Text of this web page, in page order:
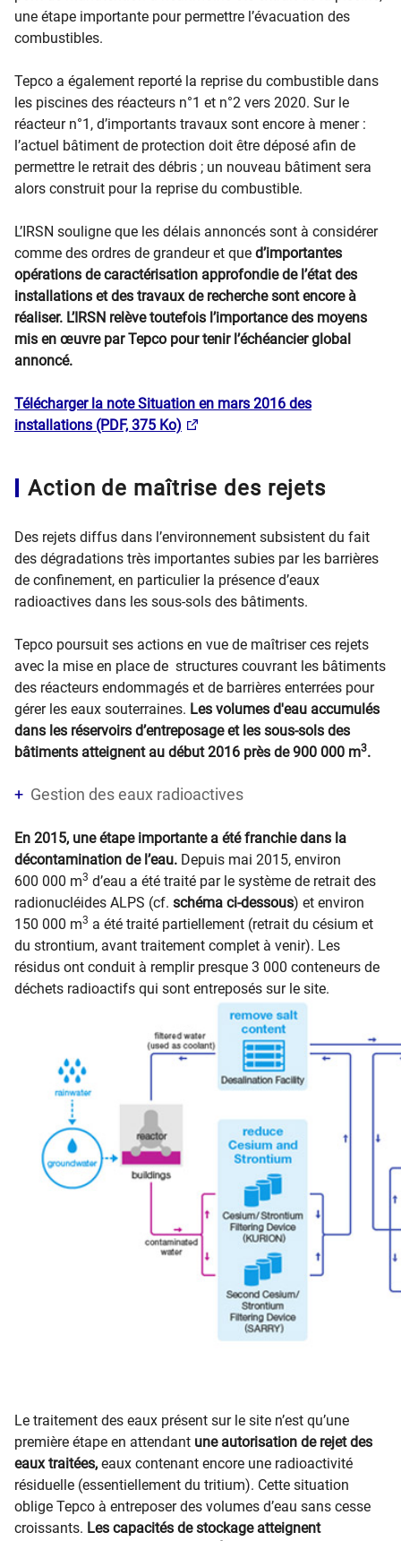
une étape importante pour permettre l’évacuation des
combustibles.
Tepco a également reporté la reprise du combustible dans
les piscines des réacteurs n°1 et n°2 vers 2020. Sur le
réacteur n°1, d’importants travaux sont encore à mener :
l’actuel bâtiment de protection doit être déposé afin de
permettre le retrait des débris ; un nouveau bâtiment sera
alors construit pour la reprise du combustible.
L’IRSN souligne que les délais annoncés sont à considérer
comme des ordres de grandeur et que d’importantes
opérations de caractérisation approfondie de l’état des
installations et des travaux de recherche sont encore à
réaliser. L’IRSN relève toutefois l’importance des moyens
mis en œuvre par Tepco pour tenir l’échéancier global
annoncé.
Télécharger la note Situation en mars 2016 des
installations (PDF, 375 Ko)
Action de maîtrise des rejets
Des rejets diffus dans l’environnement subsistent du fait
des dégradations très importantes subies par les barrières
de confinement, en particulier la présence d’eaux
radioactives dans les sous-sols des bâtiments.
Tepco poursuit ses actions en vue de maîtriser ces rejets
avec la mise en place de structures couvrant les bâtiments
des réacteurs endommagés et de barrières enterrées pour
gérer les eaux souterraines. Les volumes d'eau accumulés
dans les réservoirs d’entreposage et les sous-sols des
bâtiments atteignent au début 2016 près de 900 000 m3.
Gestion des eaux radioactives
En 2015, une étape importante a été franchie dans la
décontamination de l’eau. Depuis mai 2015, environ
600 000 m3 d’eau a été traité par le système de retrait des
radionucléides ALPS (cf. schéma ci-dessous) et environ
150 000 m3 a été traité partiellement (retrait du césium et
du strontium, avant traitement complet à venir). Les
résidus ont conduit à remplir presque 3 000 conteneurs de
déchets radioactifs qui sont entreposés sur le site.
Le traitement des eaux présent sur le site n’est qu’une
première étape en attendant une autorisation de rejet des
eaux traitées, eaux contenant encore une radioactivité
résiduelle (essentiellement du tritium). Cette situation
oblige Tepco à entreposer des volumes d’eau sans cesse
croissants. Les capacités de stockage atteignent